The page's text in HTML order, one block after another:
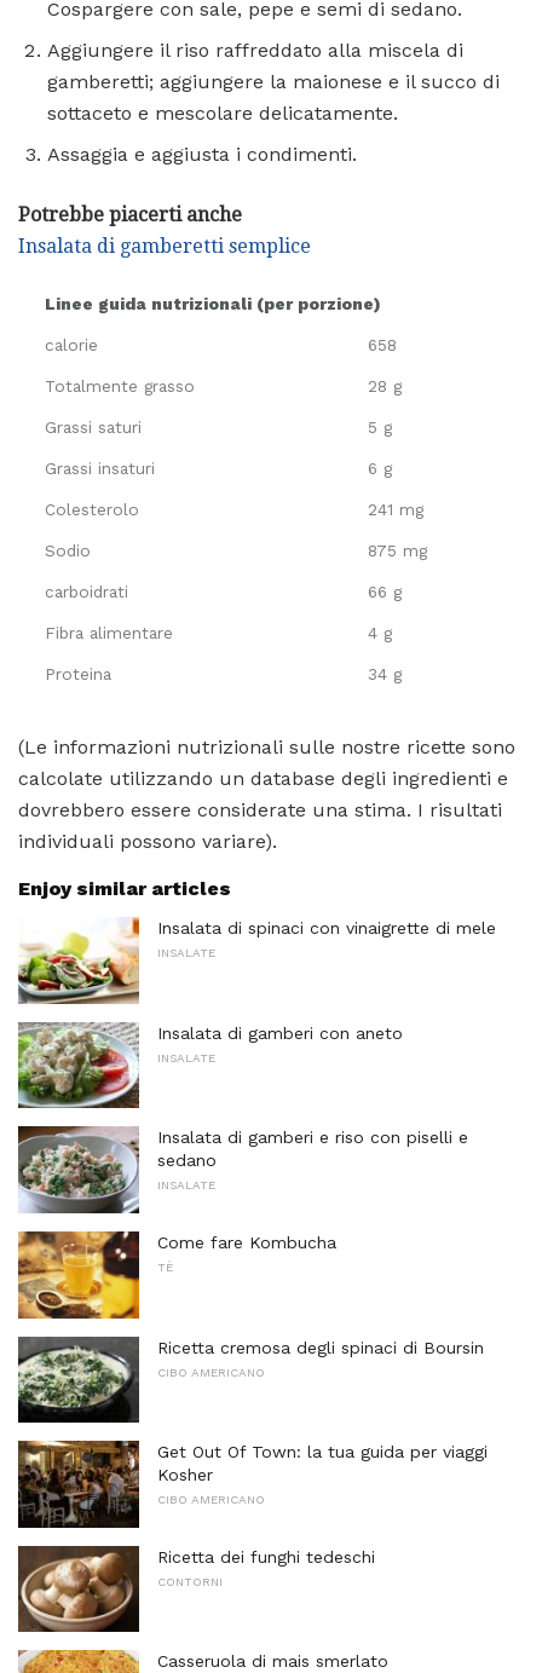
Cospargere con sale, pepe e semi di sedano.
Aggiungere il riso raffreddato alla miscela di
gamberetti; aggiungere la maionese e il succo di
sottaceto e mescolare delicatamente.
Assaggia e aggiusta i condimenti.
Potrebbe piacerti anche
Insalata di gamberetti semplice
Linee guida nutrizionali (per porzione)
calorie 658
Totalmente grasso 28 g
Grassi saturi 5 g
Grassi insaturi 6 g
Colesterolo 241 mg
Sodio 875 mg
carboidrati 66 g
Fibra alimentare 4 g
Proteina 34 g
(Le informazioni nutrizionali sulle nostre ricette sono
calcolate utilizzando un database degli ingredienti e
dovrebbero essere considerate una stima. I risultati
individuali possono variare).
Enjoy similar articles
Insalata di spinaci con vinaigrette di mele
INSALATE
Insalata di gamberi con aneto
INSALATE
Insalata di gamberi e riso con piselli e
sedano
INSALATE
Come fare Kombucha
TÈ
Ricetta cremosa degli spinaci di Boursin
CIBO AMERICANO
Get Out Of Town: la tua guida per viaggi
Kosher
CIBO AMERICANO
Ricetta dei funghi tedeschi
CONTORNI
Casseruola di mais smerlato